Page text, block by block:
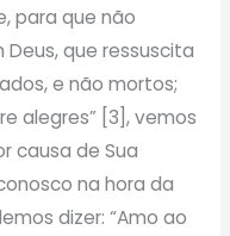
para que não
que ressuscita
e não mortos;
alegres” [3], vemos
causa de Sua
na hora da
dizer: “Amo ao